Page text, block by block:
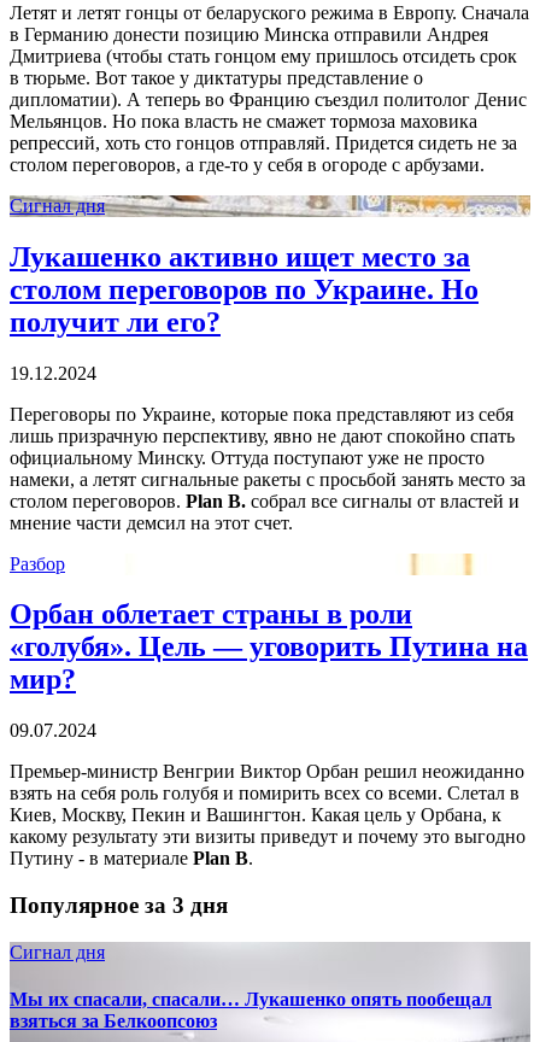
Летят и летят гонцы от беларуского режима в Европу. Сначала
в Германию донести позицию Минска отправили Андрея
Дмитриева (чтобы стать гонцом ему пришлось отсидеть срок
в тюрьме. Вот такое у диктатуры представление о
дипломатии). А теперь во Францию съездил политолог Денис
Мельянцов. Но пока власть не смажет тормоза маховика
репрессий, хоть сто гонцов отправляй. Придется сидеть не за
столом переговоров, а где-то у себя в огороде с арбузами.
Сигнал дня
Лукашенко активно ищет место за
столом переговоров по Украине. Но
получит ли его?
19.12.2024
Переговоры по Украине, которые пока представляют из себя
лишь призрачную перспективу, явно не дают спокойно спать
официальному Минску. Оттуда поступают уже не просто
намеки, а летят сигнальные ракеты с просьбой занять место за
столом переговоров. Plan B. собрал все сигналы от властей и
мнение части демсил на этот счет.
Разбор
Орбан облетает страны в роли
«голубя». Цель — уговорить Путина на
мир?
09.07.2024
Премьер-министр Венгрии Виктор Орбан решил неожиданно
взять на себя роль голубя и помирить всех со всеми. Слетал в
Киев, Москву, Пекин и Вашингтон. Какая цель у Орбана, к
какому результату эти визиты приведут и почему это выгодно
Путину - в материале Plan B.
Популярное за 3 дня
Сигнал дня
Мы их спасали, спасали… Лукашенко опять пообещал
взяться за Белкоопсоюз